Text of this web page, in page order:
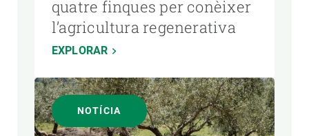
quatre finques per conèixer
l’agricultura regenerativa
EXPLORAR
NOTÍCIA